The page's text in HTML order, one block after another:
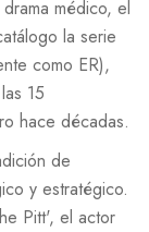
médico, el
la serie
como ER),
15
hace décadas.
de
y estratégico.
Pitt', el actor